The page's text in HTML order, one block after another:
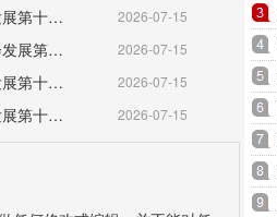
亿元，比上年下降
余额198.74亿元，比
。
（北京市）密云区国民经济和社会发展第十五个五年规划纲要 2026-07-15
（北京市）门头沟区国民经济和社会发展第十五个五年规划纲要 2026-07-15
（北京市）房山区国民经济和社会发展第十五个五年规划纲要 2026-07-15
（北京市）东城区国民经济和社会发展第十五个五年规划纲要 2026-07-15